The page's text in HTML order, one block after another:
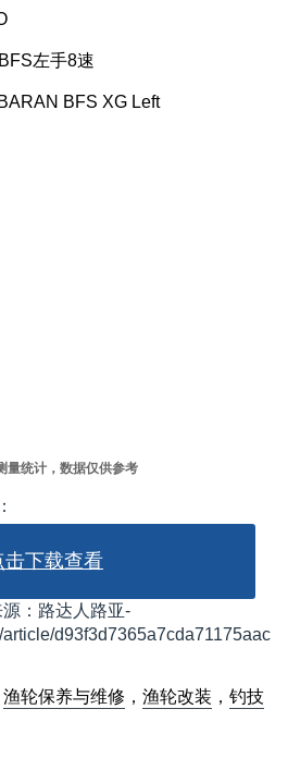
左手8速
BFS XG Left
量统计，数据仅供参考
击下载查看
：路达人路亚-
article/d93f3d7365a7cda71175aac
渔轮保养与维修 ， 渔轮改装 ， 钓技